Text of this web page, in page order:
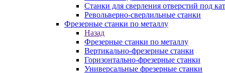
Станки для сверления отверстий под
Револьверно-сверлильные станки
Фрезерные станки по металлу
Назад
Фрезерные станки по металлу
Вертикально-фрезерные станки
Горизонтально-фрезерные станки
Универсальные фрезерные станки